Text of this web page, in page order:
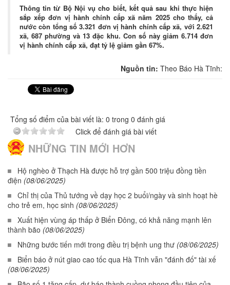
Thông tin từ Bộ Nội vụ cho biết, kết quả sau khi thực hiện
sắp xếp đơn vị hành chính cấp xã năm 2025 cho thấy, cả
nước còn tổng số 3.321 đơn vị hành chính cấp xã, với 2.621
xã, 687 phường và 13 đặc khu. Con số này giảm 6.714 đơn
vị hành chính cấp xã, đạt tỷ lệ giảm gần 67%.
Nguồn tin: Theo Báo Hà Tĩnh:
Tổng số điểm của bài viết là: 0 trong 0 đánh giá
Click để đánh giá bài viết
NHỮNG TIN MỚI HƠN
Hộ nghèo ở Thạch Hà được hỗ trợ gần 500 triệu đồng tiền
điện (08/06/2025)
Chỉ thị của Thủ tướng về dạy học 2 buổi/ngày và sinh hoạt hè
cho trẻ em, học sinh (08/06/2025)
Xuất hiện vùng áp thấp ở Biển Đông, có khả năng mạnh lên
thành bão (08/06/2025)
Những bước tiến mới trong điều trị bệnh ung thư (08/06/2025)
Biển báo ở nút giao cao tốc qua Hà Tĩnh vẫn "đánh đố" tài xế
(08/06/2025)